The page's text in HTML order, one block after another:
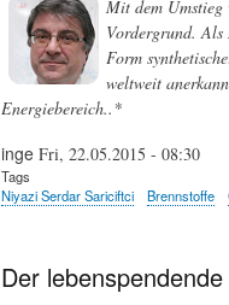
Mit dem Umstieg
Vordergrund.
Form
weltweit
Energiebereich..*
inge Fri, 22.05.2015 - 08:30
Tags
Niyazi Serdar Sariciftci
Brennstoffe
Der